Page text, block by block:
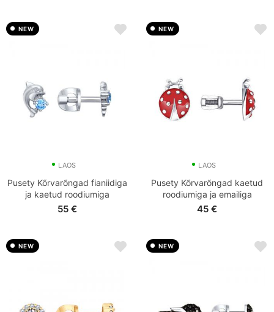
NEW
LAOS
Pusety Kõrvarõngad fianiidiga
ja kaetud roodiumiga
55 €
NEW
LAOS
Pusety Kõrvarõngad kaetud
roodiumiga ja emailiga
45 €
NEW NEW